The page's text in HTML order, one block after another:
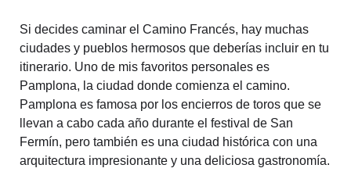
Si decides caminar el Camino Francés, hay muchas
ciudades y pueblos hermosos que deberías incluir en tu
itinerario. Uno de mis favoritos personales es
Pamplona, la ciudad donde comienza el camino.
Pamplona es famosa por los encierros de toros que se
llevan a cabo cada año durante el festival de San
Fermín, pero también es una ciudad histórica con una
arquitectura impresionante y una deliciosa gastronomía.